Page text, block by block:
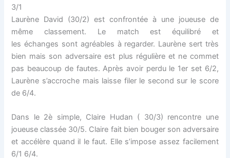
3/1
Laurène David (30/2) est confrontée à une joueuse de
même classement. Le match est équilibré et
les échanges sont agréables à regarder. Laurène sert très
bien mais son adversaire est plus régulière et ne commet
pas beaucoup de fautes. Après avoir perdu le 1er set 6/2,
Laurène s’accroche mais laisse filer le second sur le score
de 6/4.
Dans le 2è simple, Claire Hudan ( 30/3) rencontre une
joueuse classée 30/5. Claire fait bien bouger son adversaire
et accélère quand il le faut. Elle s’impose assez facilement
6/1 6/4.